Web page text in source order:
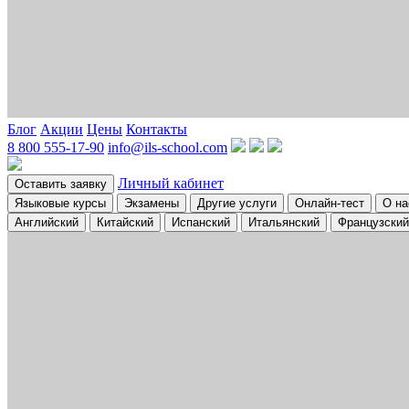
Блог Акции Цены Контакты
8 800 555-17-90 info@ils-school.com
Оставить заявку Личный кабинет
Языковые курсы Экзамены Другие услуги Онлайн-тест
О
Английский
Китайский Испанский Итальянский Французский